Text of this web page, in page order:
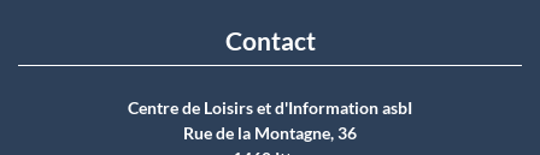
Contact
Centre de Loisirs et d'Information asbI
Rue de la Montagne, 36